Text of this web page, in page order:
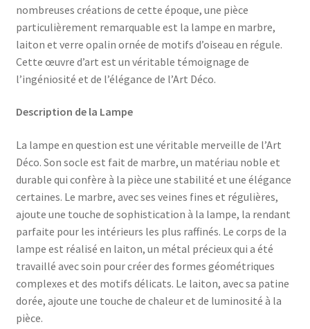
nombreuses créations de cette époque, une pièce
particulièrement remarquable est la lampe en marbre,
laiton et verre opalin ornée de motifs d’oiseau en régule.
Cette œuvre d’art est un véritable témoignage de
l’ingéniosité et de l’élégance de l’Art Déco.
Description de la Lampe
La lampe en question est une véritable merveille de l’Art
Déco. Son socle est fait de marbre, un matériau noble et
durable qui confère à la pièce une stabilité et une élégance
certaines. Le marbre, avec ses veines fines et régulières,
ajoute une touche de sophistication à la lampe, la rendant
parfaite pour les intérieurs les plus raffinés. Le corps de la
lampe est réalisé en laiton, un métal précieux qui a été
travaillé avec soin pour créer des formes géométriques
complexes et des motifs délicats. Le laiton, avec sa patine
dorée, ajoute une touche de chaleur et de luminosité à la
pièce.